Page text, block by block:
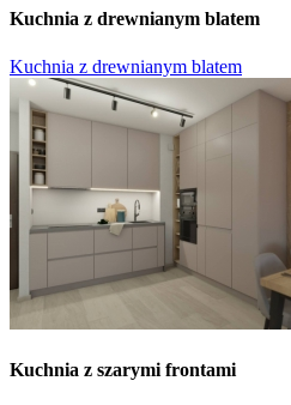
Kuchnia z drewnianym blatem
Kuchnia z drewnianym blatem
Kuchnia z szarymi frontami